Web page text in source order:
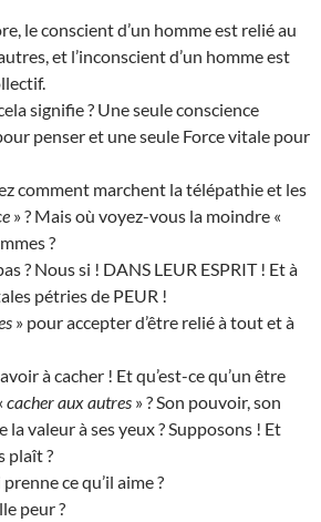
le conscient d’un homme est relié au
et l’inconscient d’un homme est
signifie ? Une seule conscience
penser et une seule Force vitale pour
comment marchent la télépathie et les
» ? Mais où voyez-vous la moindre «
?
? Nous si ! DANS LEUR ESPRIT ! Et à
pétries de PEUR !
» pour accepter d’être relié à tout et à
à cacher ! Et qu’est-ce qu’un être
cacher aux autres » ? Son pouvoir, son
la valeur à ses yeux ? Supposons ! Et
plaît ?
ce qu’il aime ?
peur ?